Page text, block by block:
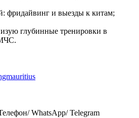
фридайвинг и выезды к китам;
глубинные тренировки в
WhatsApp/ Telegram